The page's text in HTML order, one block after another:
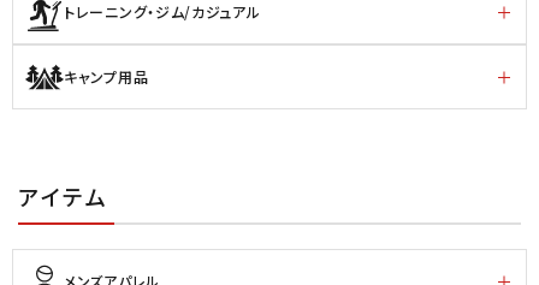
トレーニング・ジム/カジュアル
キャンプ用品
アイテム